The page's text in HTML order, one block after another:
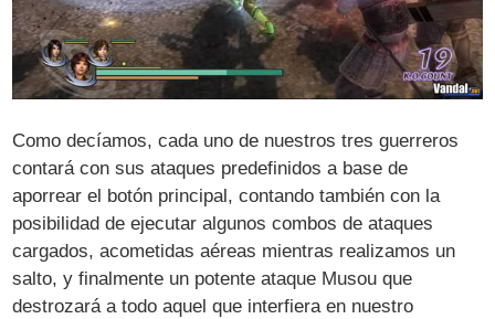
Como decíamos, cada uno de nuestros tres guerreros
contará con sus ataques predefinidos a base de
aporrear el botón principal, contando también con la
posibilidad de ejecutar algunos combos de ataques
cargados, acometidas aéreas mientras realizamos un
salto, y finalmente un potente ataque Musou que
destrozará a todo aquel que interfiera en nuestro